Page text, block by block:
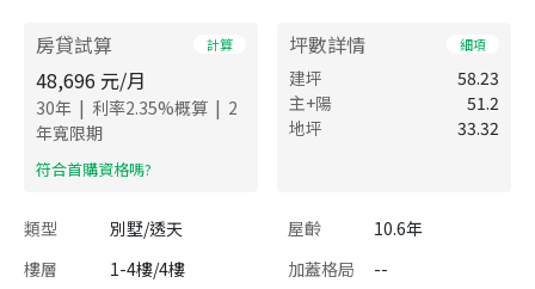
房貸試算 計算
48,696 元/月
30年 | 利率2.35%概算 | 2
年寬限期
​符合首購資格嗎?
坪數詳情 細項
建坪
58.23
主+陽
51.2
地坪
33.32
類型 別墅/透天 屋齡
10.6年
樓層
1-4樓/4樓 加蓋格局
--